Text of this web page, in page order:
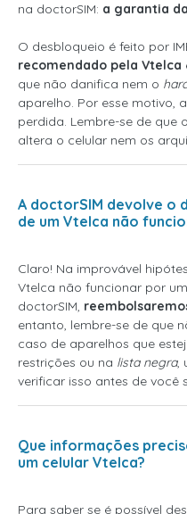
na doctorSIM: a garantia
O desbloqueio é feito por
recomendado pela Vtelca
que não danifica nem o
aparelho. Por esse motivo,
perdida. Lembre-se de que
altera o celular nem os
A doctorSIM devolve o
de um Vtelca não
Claro! Na improvável
Vtelca não funcionar por
doctorSIM,
entanto, lembre-se de que
caso de aparelhos que
restrições ou na lista negra,
verificar isso antes de você
Que informações
um celular Vtelca?
Para saber se é possível